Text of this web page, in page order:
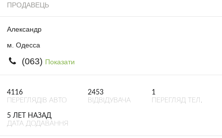
ПРОДАВЕЦЬ
Александр
м. Одесса
(063) Показати
4116
ПЕРЕГЛЯДІВ АВТО
2453
ВІДВІДУВАЧА
1
ПЕРЕГЛЯД ТЕЛ.
5 ЛЕТ НАЗАД
ДАТА ДОДАВАННЯ